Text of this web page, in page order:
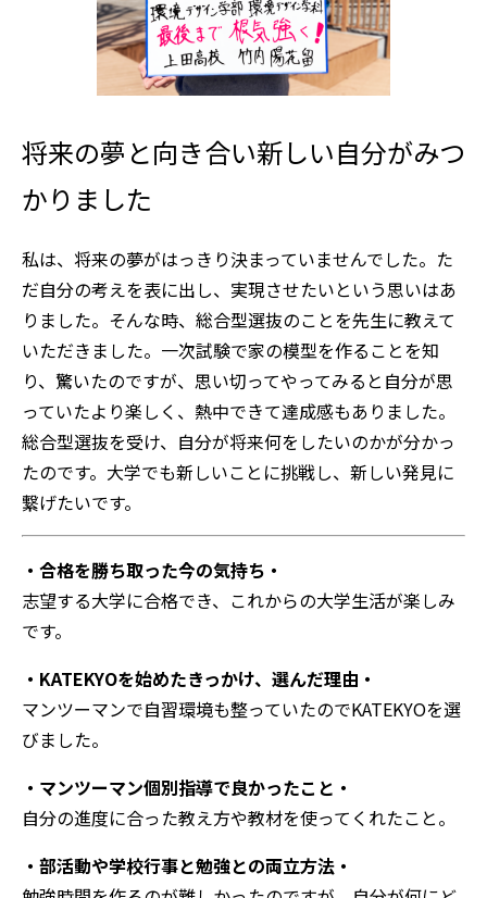
将来の夢と向き合い新しい自分がみつ
かりました
私は、将来の夢がはっきり決まっていませんでした。た
だ自分の考えを表に出し、実現させたいという思いはあ
りました。そんな時、総合型選抜のことを先生に教えて
いただきました。一次試験で家の模型を作ることを知
り、驚いたのですが、思い切ってやってみると自分が思
っていたより楽しく、熱中できて達成感もありました。
総合型選抜を受け、自分が将来何をしたいのかが分かっ
たのです。大学でも新しいことに挑戦し、新しい発見に
繋げたいです。
・合格を勝ち取った今の気持ち・
志望する大学に合格でき、これからの大学生活が楽しみ
です。
・KATEKYOを始めたきっかけ、選んだ理由・
マンツーマンで自習環境も整っていたのでKATEKYOを選
びました。
・マンツーマン個別指導で良かったこと・
自分の進度に合った教え方や教材を使ってくれたこと。
・部活動や学校行事と勉強との両立方法・